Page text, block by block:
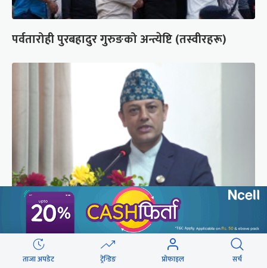
पर्वतारोही पुरबहादुर गुरुङको अन्त्येष्टि (तस्वीरहरू)
‘संसद्‍मा कालो चस्मा खोल्नू, बैठक चल्दा सेयर कारोबार
नगर्नू’
ताजा अपडेट ट्रेन्डिङ प्रोफाइल सर्च